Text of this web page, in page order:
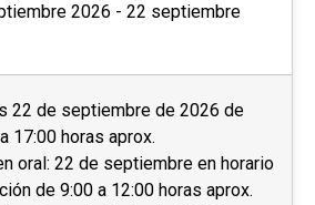
2026 - 22 septiembre
22 de septiembre de 2026 de
17:00 horas aprox.
oral: 22 de septiembre en horario
de 9:00 a 12:00 horas aprox.